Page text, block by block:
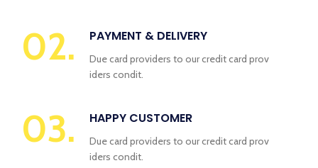
02. PAYMENT & DELIVERY
Due card providers to our credit card prov
iders condit.
03. HAPPY CUSTOMER
Due card providers to our credit card prov
iders condit.